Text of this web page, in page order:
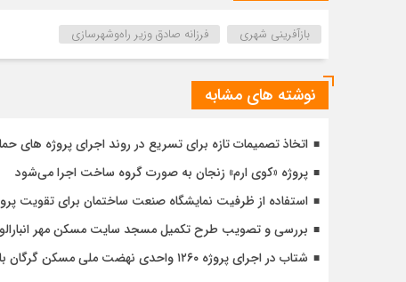
بازآفرینی شهری فرزانه صادق وزیر راه‌وشهرسازی
نوشته های مشابه
اتخاذ تصمیمات تازه برای تسریع در روند اجرای پروژه های
پروژه «کوی ارم» زنجان به صورت گروه ساخت اجرا می‌شود
استفاده از ظرفیت نمایشگاه صنعت ساختمان برای تقویت
بررسی و تصویب طرح تکمیل مسجد سایت مسکن مهر
شتاب در اجرای پروژه ۱۲۶۰ واحدی نهضت ملی مسکن گرگان با تأکید بر کیفیت و زمان‌بندی دقیق